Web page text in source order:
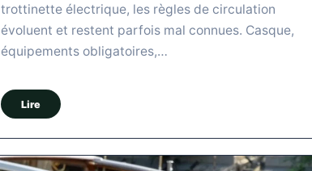
trottinette électrique, les règles de circulation
évoluent et restent parfois mal connues. Casque,
équipements obligatoires,…
Lire